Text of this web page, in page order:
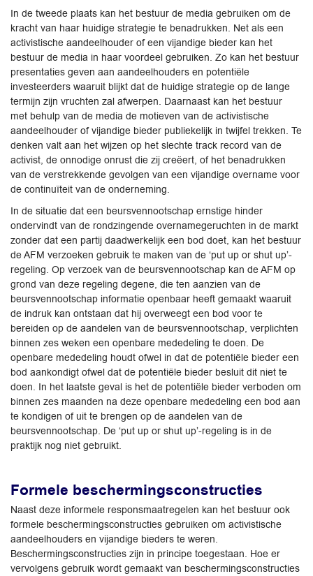
In de tweede plaats kan het bestuur de media gebruiken om de
kracht van haar huidige strategie te benadrukken. Net als een
activistische aandeelhouder of een vijandige bieder kan het
bestuur de media in haar voordeel gebruiken. Zo kan het bestuur
presentaties geven aan aandeelhouders en potentiële
investeerders waaruit blijkt dat de huidige strategie op de lange
termijn zijn vruchten zal afwerpen. Daarnaast kan het bestuur
met behulp van de media de motieven van de activistische
aandeelhouder of vijandige bieder publiekelijk in twijfel trekken. Te
denken valt aan het wijzen op het slechte track record van de
activist, de onnodige onrust die zij creëert, of het benadrukken
van de verstrekkende gevolgen van een vijandige overname voor
de continuïteit van de onderneming.
In de situatie dat een beursvennootschap ernstige hinder
ondervindt van de rondzingende overnamegeruchten in de markt
zonder dat een partij daadwerkelijk een bod doet, kan het bestuur
de AFM verzoeken gebruik te maken van de ‘put up or shut up’-
regeling. Op verzoek van de beursvennootschap kan de AFM op
grond van deze regeling degene, die ten aanzien van de
beursvennootschap informatie openbaar heeft gemaakt waaruit
de indruk kan ontstaan dat hij overweegt een bod voor te
bereiden op de aandelen van de beursvennootschap, verplichten
binnen zes weken een openbare mededeling te doen. De
openbare mededeling houdt ofwel in dat de potentiële bieder een
bod aankondigt ofwel dat de potentiële bieder besluit dit niet te
doen. In het laatste geval is het de potentiële bieder verboden om
binnen zes maanden na deze openbare mededeling een bod aan
te kondigen of uit te brengen op de aandelen van de
beursvennootschap. De ‘put up or shut up’-regeling is in de
praktijk nog niet gebruikt.
Formele beschermingsconstructies
Naast deze informele responsmaatregelen kan het bestuur ook
formele beschermingsconstructies gebruiken om activistische
aandeelhouders en vijandige bieders te weren.
Beschermingsconstructies zijn in principe toegestaan. Hoe er
vervolgens gebruik wordt gemaakt van beschermingsconstructies